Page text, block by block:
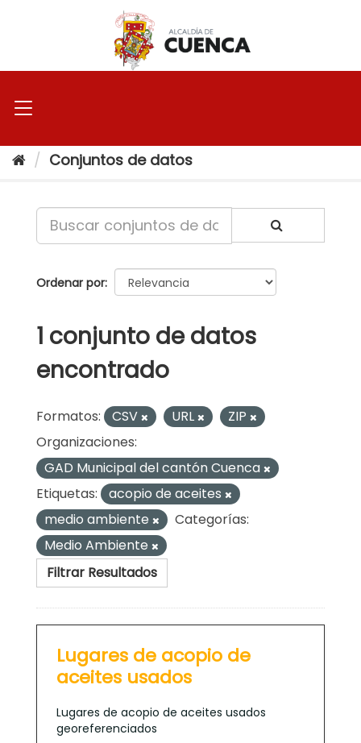
Conjuntos de datos
Ordenar por
1 conjunto de datos
encontrado
Formatos: CSV URL
ZIP
Organizaciones:
GAD Municipal del cantón Cuenca
Etiquetas:
acopio de aceites
medio ambiente
Categorías:
Medio Ambiente
Filtrar Resultados
Lugares de acopio de
aceites usados
Lugares de acopio de aceites usados
georeferenciados